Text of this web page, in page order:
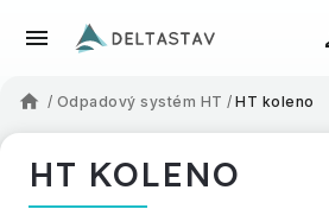
/ Odpadový systém HT / HT koleno
HT KOLENO